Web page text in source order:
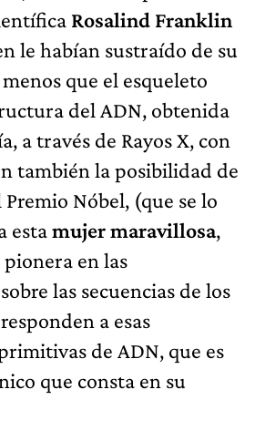
Rosalind Franklin
le habían sustraído de su
que el esqueleto
del ADN, obtenida
a través de Rayos X, con
también la posibilidad de
Nóbel, (que se lo
estamujer maravillosa,
pionera en las
las secuencias de los
a esas
de ADN, que es
que consta en su